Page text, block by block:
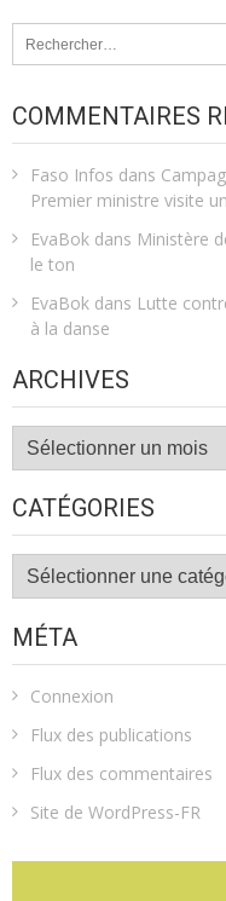
COMMENTAIRES
Faso Infos dans
Premier ministre visite
EvaBok dans Ministère
le ton
EvaBok dans Lutte
à la danse
ARCHIVES
Archives
CATÉGORIES
Catégories
MÉTA
Connexion
Flux des publications
Flux des commentaires
Site de WordPress-FR